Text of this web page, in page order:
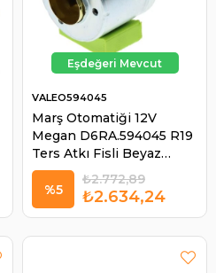
Marş Otomatiği 12V
Megan D6RA.594045 R19
Ters Atkı Fisli Beyaz
594045 | VALEO 594045
VALEO594045
₺2.634,24
₺2.772,89
%5